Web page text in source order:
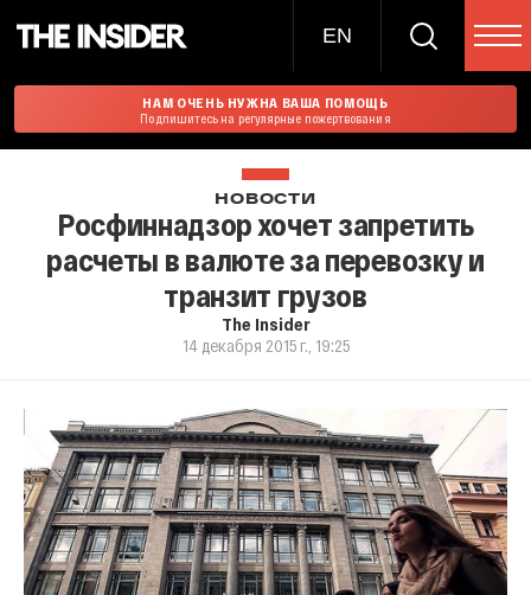
EN
НАМ ОЧЕНЬ НУЖНА ВАША ПОМОЩЬ
Подпишитесь на регулярные пожертвования
НОВОСТИ
Росфиннадзор хочет запретить
расчеты в валюте за перевозку и
транзит грузов
The Insider
14 декабря 2015 г., 19:25